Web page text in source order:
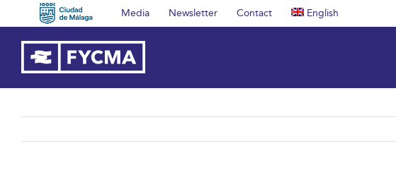
to
content
Media Newsletter Contact English